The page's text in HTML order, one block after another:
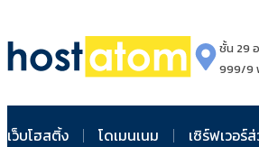
ชั้น 29
999/9
เว็บโฮสติ้ง โดเมนเนม เซิร์ฟเวอร์